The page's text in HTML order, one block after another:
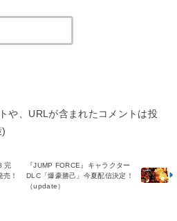
や、URLが含まれたコメントは投
『JUMP FORCE』キャラクター
DLC「爆豪勝己」今夏配信決定！
（update）
完
！